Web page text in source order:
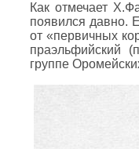
Как отмечает
появился давно.
от «первичных
праэльфийский
группе